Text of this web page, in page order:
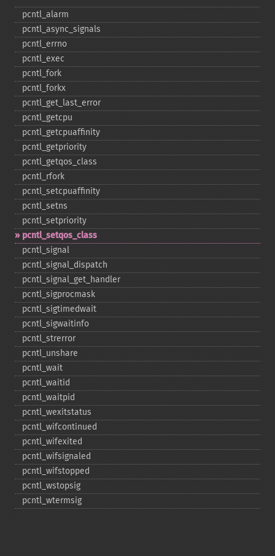
pcntl_​alarm
pcntl_​async_​signals
pcntl_​errno
pcntl_​exec
pcntl_​fork
pcntl_​forkx
pcntl_​get_​last_​error
pcntl_​getcpu
pcntl_​getcpuaffinity
pcntl_​getpriority
pcntl_​getqos_​class
pcntl_​rfork
pcntl_​setcpuaffinity
pcntl_​setns
pcntl_​setpriority
pcntl_​setqos_​class
pcntl_​signal
pcntl_​signal_​dispatch
pcntl_​signal_​get_​handler
pcntl_​sigprocmask
pcntl_​sigtimedwait
pcntl_​sigwaitinfo
pcntl_​strerror
pcntl_​unshare
pcntl_​wait
pcntl_​waitid
pcntl_​waitpid
pcntl_​wexitstatus
pcntl_​wifcontinued
pcntl_​wifexited
pcntl_​wifsignaled
pcntl_​wifstopped
pcntl_​wstopsig
pcntl_​wtermsig